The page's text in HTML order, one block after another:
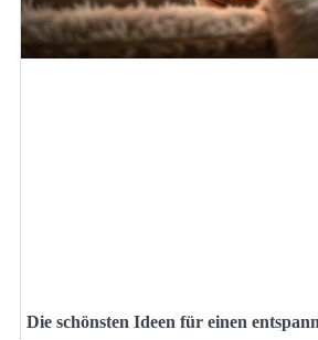
Die schönsten Ideen für einen